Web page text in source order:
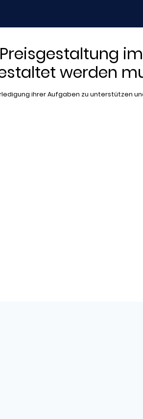
werden
ihrer Aufgaben zu unterstützen